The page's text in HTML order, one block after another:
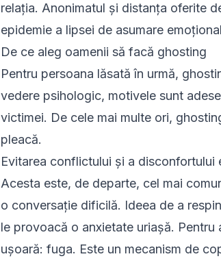
relația. Anonimatul și distanța oferite
epidemie a lipsei de asumare
De ce aleg oamenii să facă ghosting
Pentru persoana lăsată în urmă,
vedere psihologic, motivele sunt
victimei. De cele mai multe ori,
pleacă.
Evitarea conflictului și a disconfortului
Acesta este, de departe, cel mai
o conversație dificilă. Ideea de a
le provoacă o anxietate uriașă.
ușoară: fuga. Este un mecanism de